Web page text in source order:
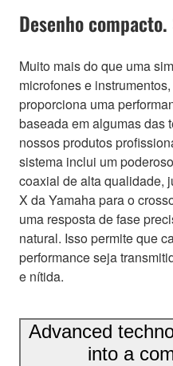
Desenho
Muito mais do que uma
microfones e
proporciona uma
baseada em algumas das
nossos produtos
sistema inclui um
coaxial de alta qualidade,
X da Yamaha para o
uma resposta de fase
natural. Isso permite que
performance seja
e nítida.
Advanced
into a